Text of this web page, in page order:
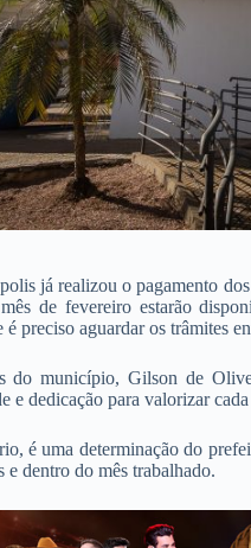
já realizou o pagamento
de fevereiro estarão
preciso aguardar os trâmites
do município, Gilson de
e dedicação para valorizar
é uma determinação do
e dentro do mês trabalhado.